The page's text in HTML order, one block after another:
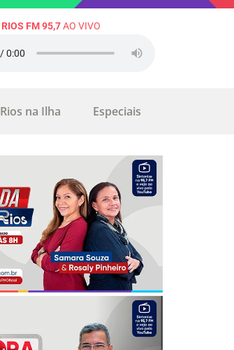
RIOS FM 95,7AO VIVO
Rios na Ilha Especiais